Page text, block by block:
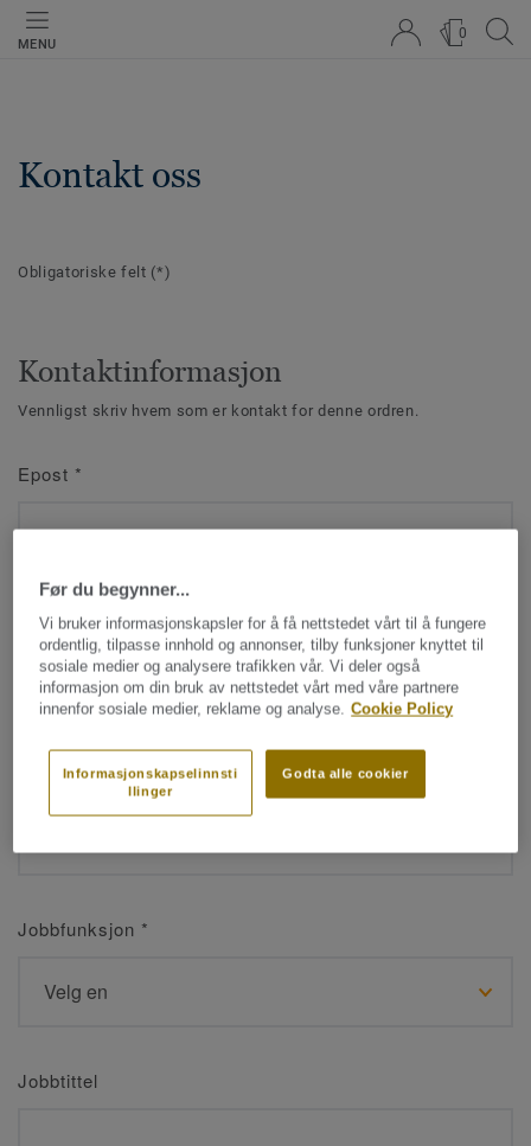
MENU
0
Kontakt oss
Obligatoriske felt (*)
Kontaktinformasjon
Vennligst skriv hvem som er kontakt for denne ordren.
Epost *
Navn*
Etternavn*
Jobbfunksjon *
Jobbtittel
Før du begynner...
Vi bruker informasjonskapsler for å få nettstedet vårt til å fungere
ordentlig, tilpasse innhold og annonser, tilby funksjoner knyttet til
sosiale medier og analysere trafikken vår. Vi deler også
informasjon om din bruk av nettstedet vårt med våre partnere
innenfor sosiale medier, reklame og analyse. Cookie Policy
Godta alle cookier
Informasjonskapselinnsti
llinger